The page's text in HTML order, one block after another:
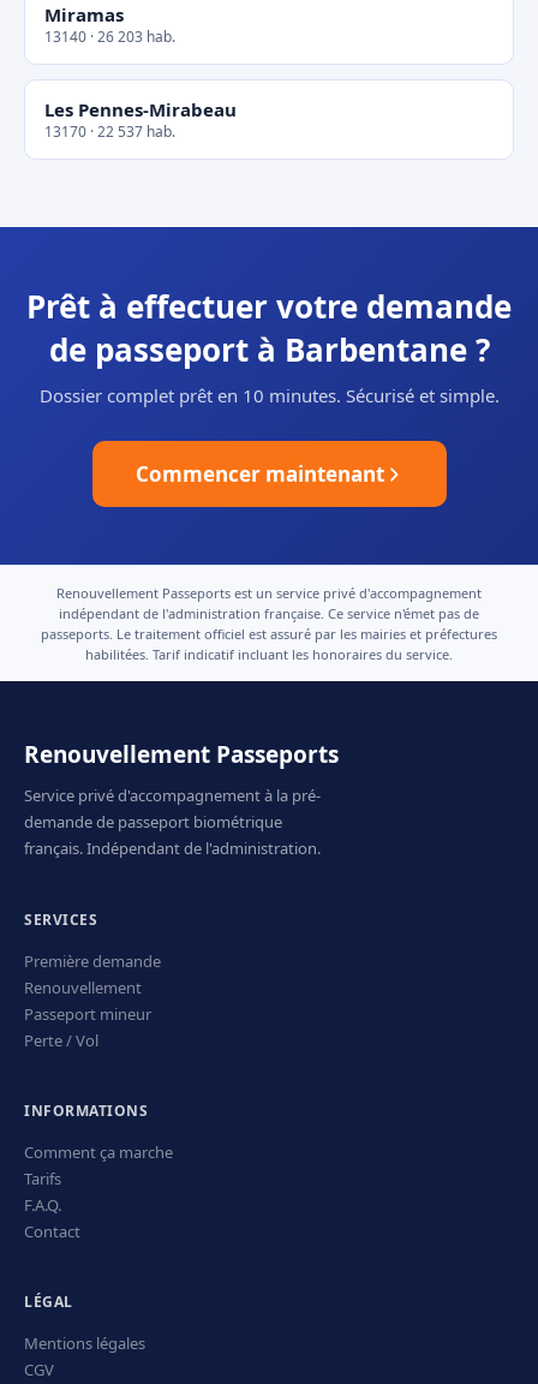
Miramas
13140 · 26 203 hab.
Les Pennes-Mirabeau
13170 · 22 537 hab.
Prêt à effectuer votre demande
de passeport à Barbentane ?
Dossier complet prêt en 10 minutes. Sécurisé et simple.
Commencer maintenant
Renouvellement Passeports est un service privé d'accompagnement
indépendant de l'administration française. Ce service n'émet pas de
passeports. Le traitement officiel est assuré par les mairies et préfectures
habilitées. Tarif indicatif incluant les honoraires du service.
Renouvellement Passeports
Service privé d'accompagnement à la pré-
demande de passeport biométrique
français. Indépendant de l'administration.
SERVICES
Première demande
Renouvellement
Passeport mineur
Perte / Vol
INFORMATIONS
Comment ça marche
Tarifs
F.A.Q.
Contact
LÉGAL
Mentions légales
CGV